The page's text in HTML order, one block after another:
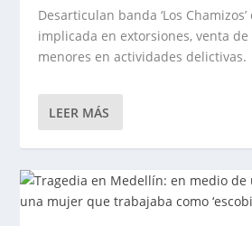
Desarticulan banda ‘Los
implicada en extorsiones, venta de
menores en actividades delictivas.
LEER MÁS